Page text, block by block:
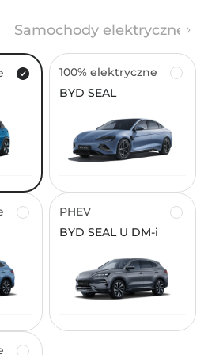
174, Gdańsk, Pomeranian
Toruń, Kuyavian-Pomeranian
47
Brzezińska 26
Łódź, Łódź Voivodeship, Poland
Samochody elektryczne
100% elektryczne
BYD SEAL
PHEV
BYD SEAL U DM-i